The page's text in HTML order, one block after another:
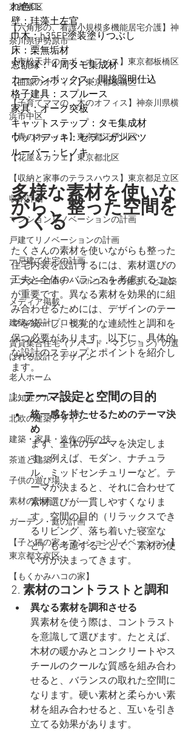
京都港区
【六角形の、看護小規模多機能居宅介護】神
奈川県伊勢原市
【市松天井のラボ・オフィス】東京都板橋区
【曲線のオフィス】東京都板橋区
【子育てママの、木のオフィス】神奈川県横
浜市中区
【青のオフィス】東京都江戸川区
【花屋＆カフェ】東京都北区
【収納と家事のテラスハウス】東京都足立区
収納計画
マンションリノベーションの計画
戸建てリノベーションの計画
一戸建て住宅の計画
アフターコロナ・withコロナの住まいと建築
メディア掲載
建築の設計プロセス
賃貸集合住宅（アパート・マンション）の選
ばれる設計とデザイン
老人ホーム
認知症グループホーム
北欧の建築デザイン
建築・家具・造作の匠の技
茶道と建築
子供の遊び場
素材の計画
ガーデン・庭の計画
【子と猫の家・マンションリノベーション】
東京都文京区
【もくかみハコの家】
れ色CL
壁：珪藻土左官。
巾木：h35EP塗装塗りつぶし
床：栗無垢材
窓額縁：４周タモ集成材
カーテンボックス：間接照明仕込
格子建具：スプルース
家具：オーク突板
キャットステップ：タモ集成材
ウッドデッキ：セランガンバツ
ルーバー：ヒノキ
多様な素材を使いな
がら、整った空間を
つくる
たくさんの素材を使いながらも整った
住宅内装を設計するには、素材選びの
工夫と全体のバランスを考慮すること
が重要です。異なる素材を効果的に組
み合わせるためには、デザインのテー
マを統一し、視覚的な連続性と調和を
保つ必要があります。以下に、具体的
な設計のステップとポイントを紹介し
ます。
1. テーマ設定と空間の目的
統一感を持たせるためのテーマ決
め
まず、全体のテーマを決定しま
す。例えば、モダン、ナチュラ
ル、ミッドセンチュリーなど。テ
ーマが決まると、それに合わせて
素材選びが一貫しやすくなりま
す。空間の目的（リラックスでき
るリビング、落ち着いた寝室な
ど）も考慮することで、素材の使
い方が決まってきます。
2. 素材のコントラストと調和
異なる素材を調和させる
異素材を使う際は、コントラスト
を意識して選びます。たとえば、
木材の暖かみとコンクリートやス
チールのクールな質感を組み合わ
せると、バランスの取れた空間に
なります。硬い素材と柔らかい素
材を組み合わせると、互いを引き
立てる効果があります。